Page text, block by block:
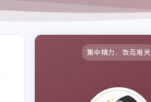
集中精力，攻克难关